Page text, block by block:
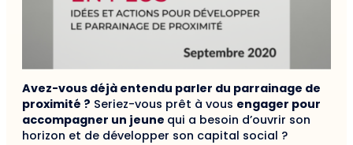
Avez-vous déjà entendu parler du parrainage de
proximité ? Seriez-vous prêt à vous engager pour
accompagner un jeune qui a besoin d’ouvrir son
horizon et de développer son capital social ?